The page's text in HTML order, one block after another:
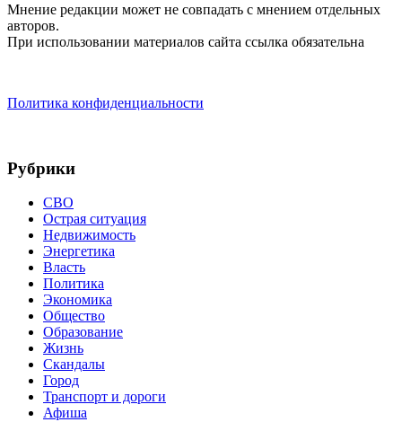
Мнение редакции может не совпадать с мнением отдельных
авторов.
При использовании материалов сайта ссылка обязательна
Политика конфиденциальности
Рубрики
СВО
Острая ситуация
Недвижимость
Энергетика
Власть
Политика
Экономика
Общество
Образование
Жизнь
Скандалы
Город
Транспорт и дороги
Афиша